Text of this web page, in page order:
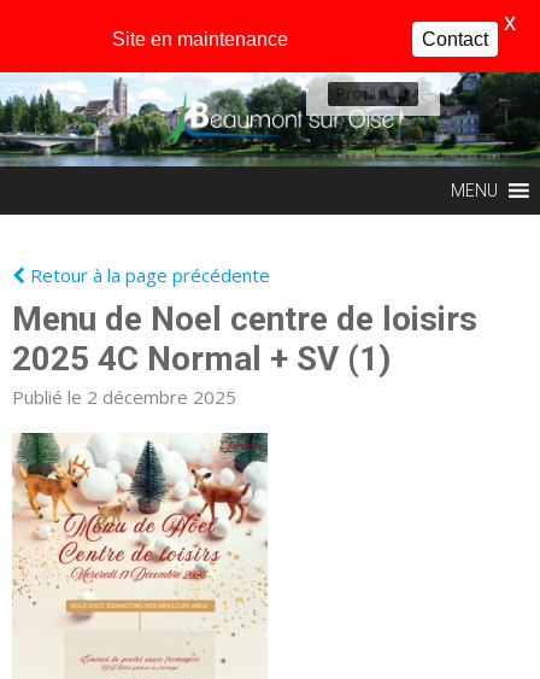
Profil
MENU
Retour à la page précédente
Menu de Noel centre de loisirs
2025 4C Normal + SV (1)
Publié le 2 décembre 2025
Site en maintenance Contact
X